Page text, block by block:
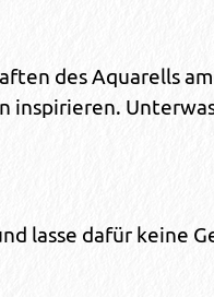
des Aquarells
inspirieren.
lasse dafür keine